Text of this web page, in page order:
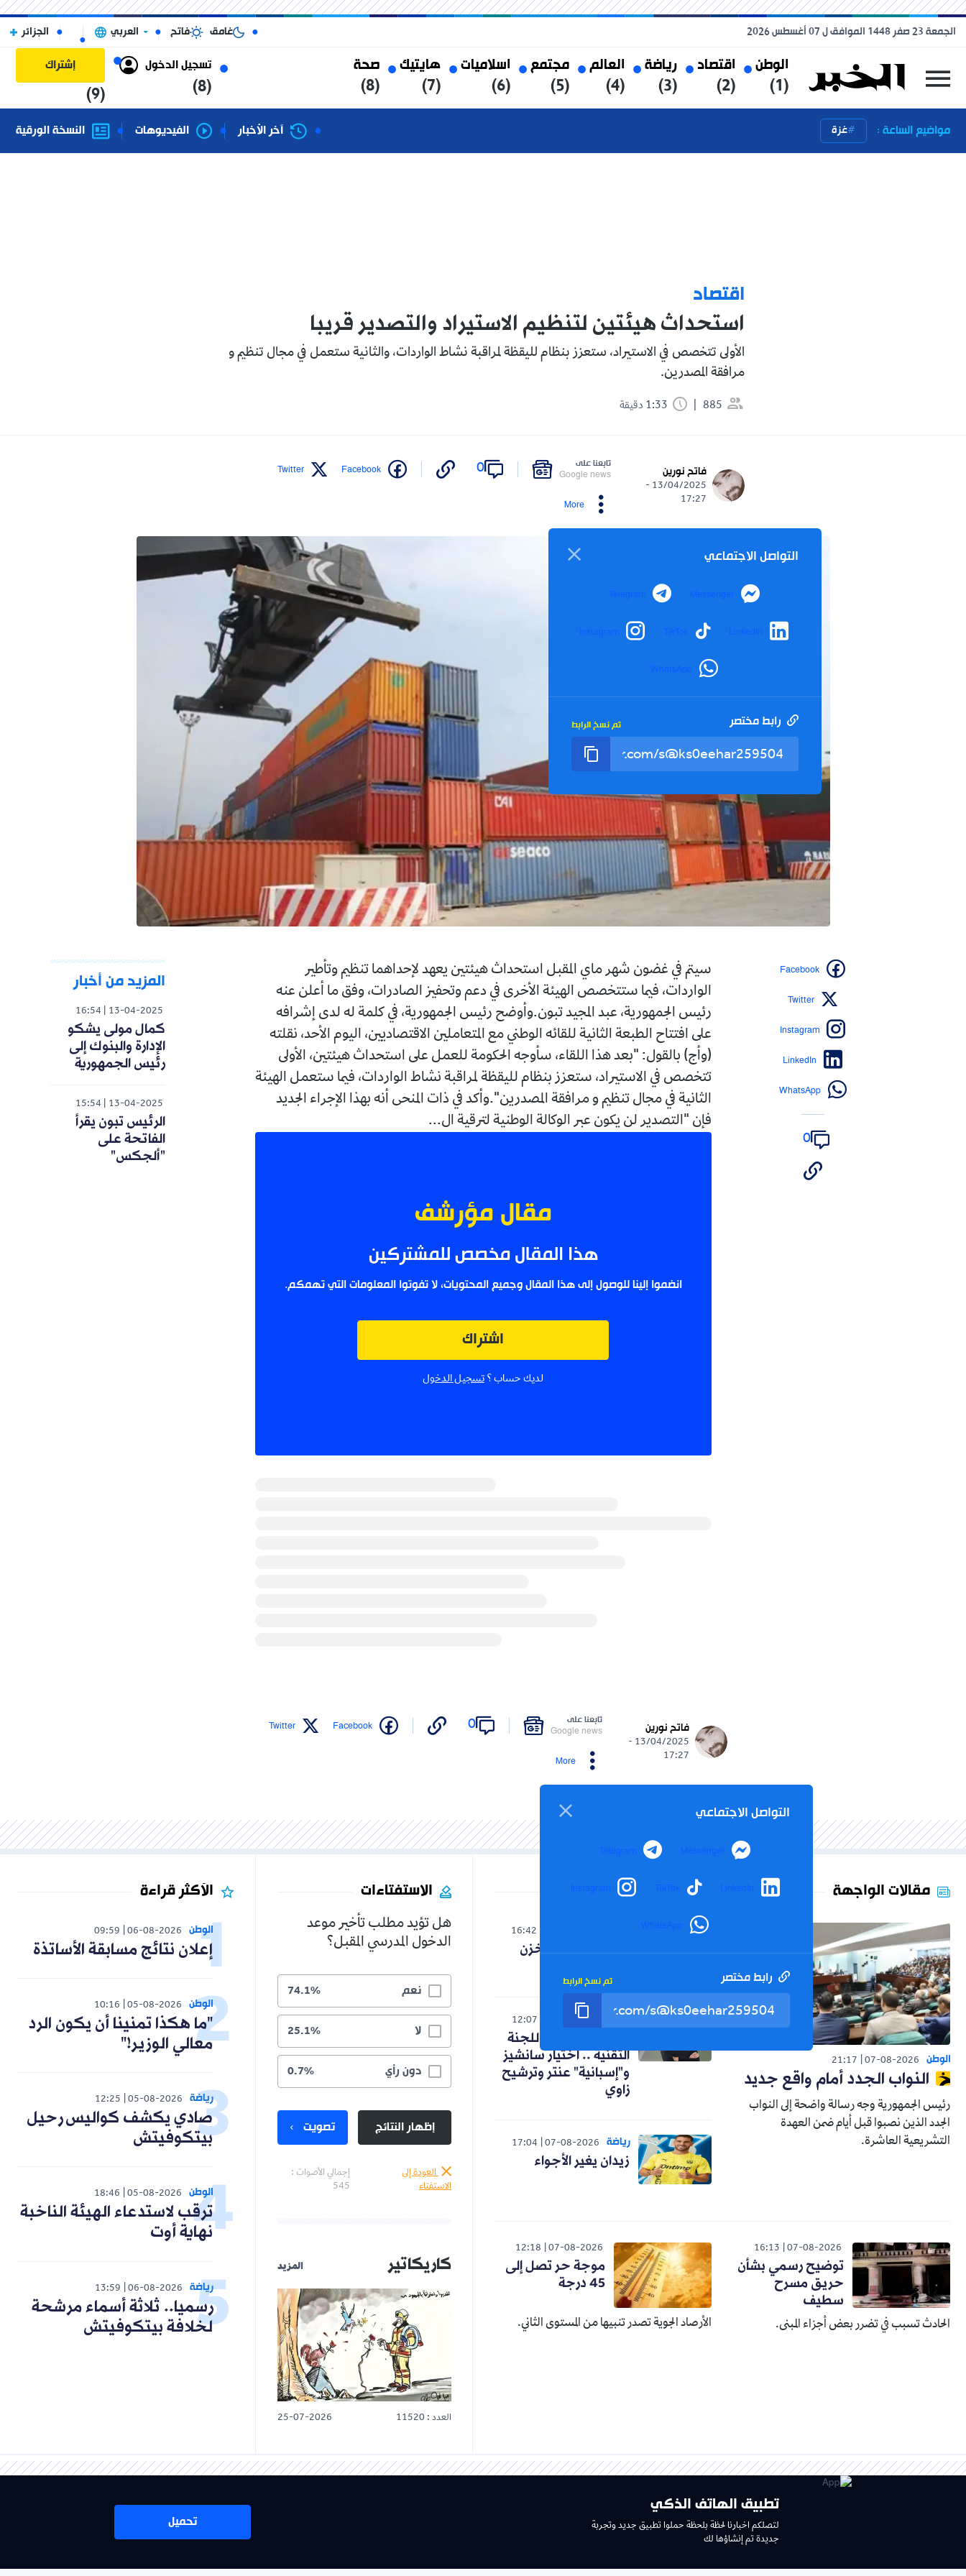
الوطن
(1)
اقتصاد
(2)
رياضة
(3)
العالم
(4)
مجتمع
(5)
اسلاميات
(6)
هايتيك
(7)
صحة
(8)
تسجيل الدخول
(8)
إشتراك
(9)
الجمعة 23 صفر 1448 الموافق ل 07 أغسطس 2026 غامق فاتح العربي الجزائر
مواضيع الساعة : غزة آخر الأخبار الفيديوهات النسخة الورقية
اقتصاد
استحداث هيئتين لتنظيم الاستيراد والتصدير قريبا
الأولى تتخصص في الاستيراد، ستعزز بنظام لليقظة لمراقبة نشاط الواردات، والثانية ستعمل في مجال تنظيم و
مرافقة المصدرين.
885
فاتح نورين
13/04/2025 -
17:27
تابعنا على
Google news
0
Facebook
Twitter
More
التواصل الاجتماعي
Messenger
Telegram
LinkedIn
TikTok
Instagram
WhatsApp
رابط مختصر تم نسخ الرابط
سيتم في غضون شهر ماي المقبل استحداث هيئتين يعهد لإحداهما تنظيم وتأطير
الواردات، فيما ستتخصص الهيئة الأخرى في دعم وتحفيز الصادرات، وفق ما أعلن عنه
رئيس الجمهورية، عبد المجيد تبون.وأوضح رئيس الجمهورية، في كلمة له لدى إشرافه
على افتتاح الطبعة الثانية للقائه الوطني مع المتعاملين الاقتصاديين، اليوم الأحد، نقلته
(وأج) بالقول: "بعد هذا اللقاء، سأوجه الحكومة للعمل على استحداث هيئتين، الأولى
تتخصص في الاستيراد، ستعزز بنظام لليقظة لمراقبة نشاط الواردات، فيما ستعمل الهيئة
الثانية في مجال تنظيم و مرافقة المصدرين".وأكد في ذات المنحى أنه بهذا الإجراء الجديد
فإن "التصدير لن يكون عبر الوكالة الوطنية لترقية ال...
مقال مؤرشف
هذا المقال مخصص للمشتركين
انضموا إلينا للوصول إلى هذا المقال وجميع المحتويات، لا تفوتوا المعلومات التي تهمكم.
اشتراك
لديك حساب ؟ تسجيل الدخول
Facebook
Twitter
Instagram
LinkedIn
WhatsApp
0
المزيد من أخبار
13-04-2025
16:54
كمال مولى يشكو
الإدارة والبنوك إلى
رئيس الجمهورية
13-04-2025
15:54
الرئيس تبون يقرأ
الفاتحة على
"ألجكس"
فاتح نورين
13/04/2025 -
17:27
تابعنا على
Google news
0
Facebook
Twitter
More
التواصل الاجتماعي
Messenger
Telegram
LinkedIn
TikTok
Instagram
WhatsApp
رابط مختصر تم نسخ الرابط
مقالات الواجهة
الوطن 07-08-2026
21:17
النواب الجدد أمام واقع جديد
رئيس الجمهورية وجه رسالة واضحة إلى النواب
الجدد الذين نصبوا قبل أيام ضمن العهدة
التشريعية العاشرة.
16:42
صدمة لنظام المخزن
رياضة 07-08-2026
12:07
كواليس اجتماع اللجنة
التقنية .. اختيار سانشيز
و"إسبانية" عنتر وترشيح
زاوي
رياضة 07-08-2026
17:04
زيدان يغير الأجواء
07-08-2026
16:13
توضيح رسمي بشأن
حريق مسرح
سطيف
الحادث تسبب في تضرر بعض أجزاء المبنى.
07-08-2026
12:18
موجة حر تصل إلى
45 درجة
الأرصاد الجوية تصدر تنبيها من المستوى الثاني.
الاستفتاءات
هل تؤيد مطلب تأخير موعد
الدخول المدرسي المقبل؟
نعم 74.1%
لا 25.1%
دون رأي 0.7%
إظهار النتائج تصويت
العودة إلى
الاستفتاء
إجمالي الأصوات :
545
كاريكاتير المزيد
العدد : 11520 25-07-2026
الأكثر قراءة
الوطن 06-08-2026
09:59
إعلان نتائج مسابقة الأساتذة
الوطن 05-08-2026
10:16
"ما هكذا تمنينا أن يكون الرد
معالي الوزير!"
رياضة 05-08-2026
12:25
صادي يكشف كواليس رحيل
بيتكوفيتش
الوطن 05-08-2026
18:46
ترقب لاستدعاء الهيئة الناخبة
نهاية أوت
رياضة 06-08-2026
13:59
رسميا.. ثلاثة أسماء مرشحة
لخلافة بيتكوفيتش
تطبيق الهاتف الذكي
لتصلكم اخبارنا لحظة بلحظة حملوا تطبيق جديد وتجربة
جديدة تم إنشاؤها لك
تحميل